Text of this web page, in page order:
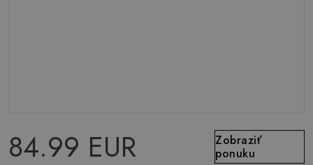
84.99 EUR
Zobraziť
ponuku